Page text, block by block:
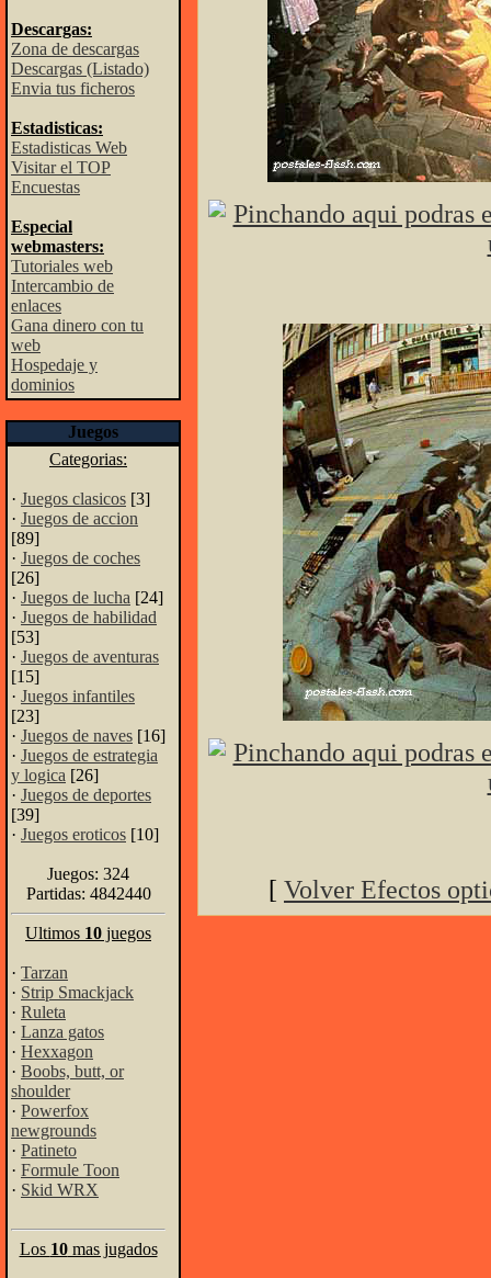
Descargas:
Zona de descargas
Descargas (Listado)
Envia tus ficheros
Estadisticas:
Estadisticas Web
Visitar el TOP
Encuestas
Especial
webmasters:
Tutoriales web
Intercambio de
enlaces
Gana dinero con tu
web
Hospedaje y
dominios
Juegos
Categorias:
· Juegos clasicos [3]
· Juegos de accion
[89]
· Juegos de coches
[26]
· Juegos de lucha [24]
· Juegos de habilidad
[53]
· Juegos de aventuras
[15]
· Juegos infantiles
[23]
· Juegos de naves [16]
· Juegos de estrategia
y logica [26]
· Juegos de deportes
[39]
· Juegos eroticos [10]
Juegos: 324
Partidas: 4842440
Ultimos 10 juegos
· Tarzan
· Strip Smackjack
· Ruleta
· Lanza gatos
· Hexxagon
· Boobs, butt, or
shoulder
· Powerfox
newgrounds
· Patineto
· Formule Toon
· Skid WRX
Los 10mas jugados
[ Volver Efectos